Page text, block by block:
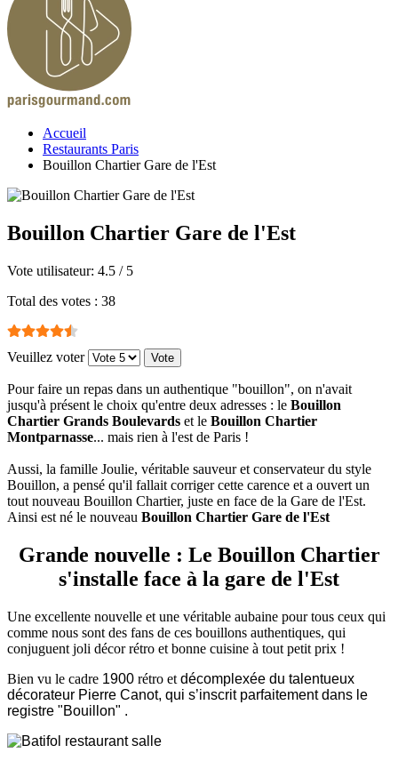
Accueil
Restaurants Paris
Bouillon Chartier Gare de l'Est
Bouillon Chartier Gare de l'Est
Vote utilisateur: 4.5 / 5
Total des votes : 38
Veuillez voter
Pour faire un repas dans un authentique "bouillon", on n'avait
jusqu'à présent le choix qu'entre deux adresses : le Bouillon
Chartier Grands Boulevards et le Bouillon Chartier
Montparnasse... mais rien à l'est de Paris !
Aussi, la famille Joulie, véritable sauveur et conservateur du style
Bouillon, a pensé qu'il fallait corriger cette carence et a ouvert un
tout nouveau Bouillon Chartier, juste en face de la Gare de l'Est.
Ainsi est né le nouveau Bouillon Chartier Gare de l'Est
Grande nouvelle : Le Bouillon Chartier
s'installe face à la gare de l'Est
Une excellente nouvelle et une véritable aubaine pour tous ceux qui
comme nous sont des fans de ces bouillons authentiques, qui
conjuguent joli décor rétro et bonne cuisine à tout petit prix !
Bien vu le cadre 1900 rétro et décomplexée du talentueux
décorateur Pierre Canot, qui s’inscrit parfaitement dans le
registre "Bouillon" .